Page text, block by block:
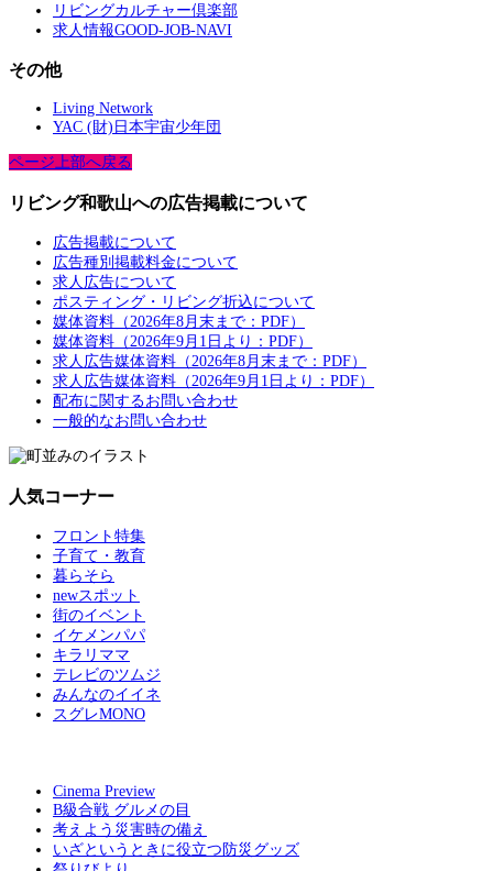
リビングカルチャー倶楽部
求人情報GOOD-JOB-NAVI
その他
Living Network
YAC (財)日本宇宙少年団
ページ上部へ戻る
リビング和歌山への広告掲載について
広告掲載について
広告種別掲載料金について
求人広告について
ポスティング・リビング折込について
媒体資料（2026年8月末まで：PDF）
媒体資料（2026年9月1日より：PDF）
求人広告媒体資料（2026年8月末まで：PDF）
求人広告媒体資料（2026年9月1日より：PDF）
配布に関するお問い合わせ
一般的なお問い合わせ
人気コーナー
フロント特集
子育て・教育
暮らそら
newスポット
街のイベント
イケメンパパ
キラリママ
テレビのツムジ
みんなのイイネ
スグレMONO
Cinema Preview
B級合戦 グルメの目
考えよう災害時の備え
いざというときに役立つ防災グッズ